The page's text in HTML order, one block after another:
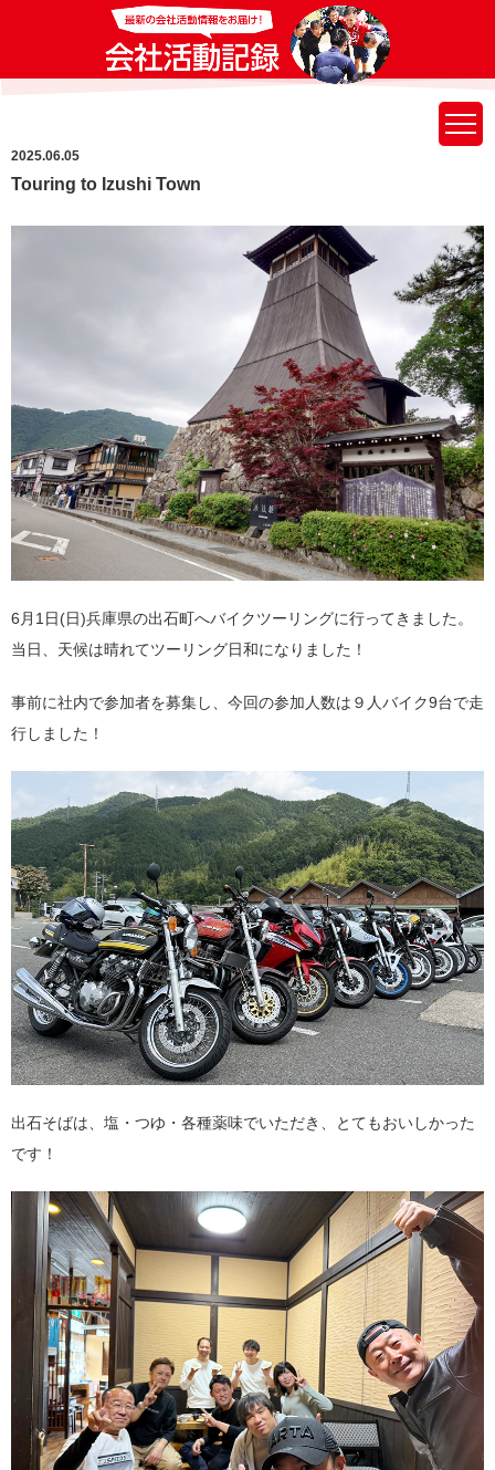
2025.06.05
Touring to Izushi Town
6月1日(日)兵庫県の出石町へバイクツーリングに行ってきました。
当日、天候は晴れてツーリング日和になりました！
事前に社内で参加者を募集し、今回の参加人数は９人バイク9台で走
行しました！
出石そばは、塩・つゆ・各種薬味でいただき、とてもおいしかった
です！